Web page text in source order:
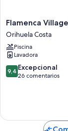
Flamenca
Village
Mar
Holidays
Orihuela
Costa
Flamenca
Orihuela Costa
Piscina
Lavadora
9.4
sobre
9,4 Excepcional
26 comentarios